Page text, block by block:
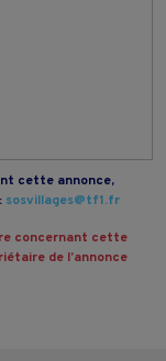
cette annonce,
sosvillages@tf1.fr
concernant cette
de l’annonce